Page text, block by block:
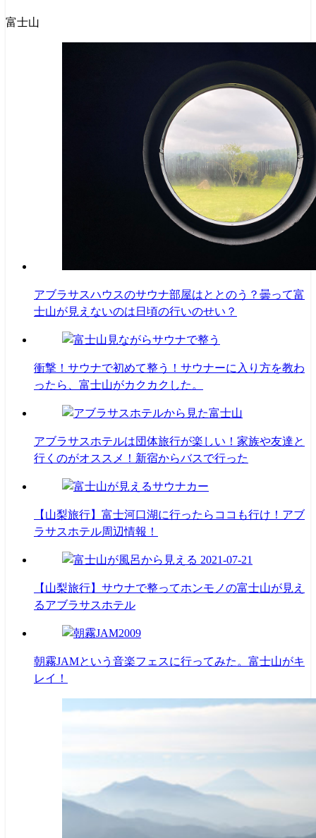
富士山
アブラサスハウスのサウナ部屋はととのう？曇って富
士山が見えないのは日頃の行いのせい？
衝撃！サウナで初めて整う！サウナーに入り方を教わ
ったら、富士山がカクカクした。
アブラサスホテルは団体旅行が楽しい！家族や友達と
行くのがオススメ！新宿からバスで行った
【山梨旅行】富士河口湖に行ったらココも行け！アブ
ラサスホテル周辺情報！
【山梨旅行】サウナで整ってホンモノの富士山が見え
るアブラサスホテル
朝霧JAMという音楽フェスに行ってみた。富士山がキ
レイ！